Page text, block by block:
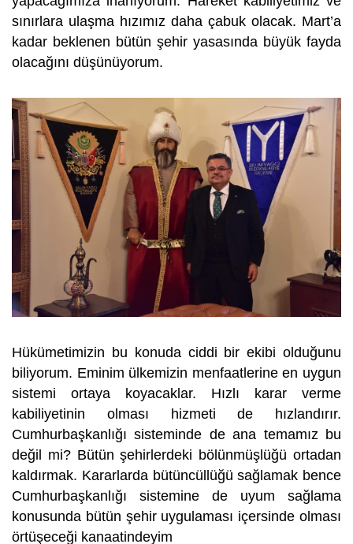
sınırlara ulaşma hızımız daha çabuk olacak. Mart’a
kadar beklenen bütün şehir yasasında büyük fayda
olacağını düşünüyorum.
Hükümetimizin bu konuda ciddi bir ekibi olduğunu
biliyorum. Eminim ülkemizin menfaatlerine en uygun
sistemi ortaya koyacaklar. Hızlı karar verme
kabiliyetinin olması hizmeti de hızlandırır.
Cumhurbaşkanlığı sisteminde de ana temamız bu
değil mi? Bütün şehirlerdeki bölünmüşlüğü ortadan
kaldırmak. Kararlarda bütüncüllüğü sağlamak bence
Cumhurbaşkanlığı sistemine de uyum sağlama
konusunda bütün şehir uygulaması içersinde olması
örtüşeceği kanaatindeyim